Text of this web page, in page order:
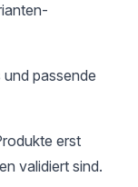
passende
erst
validiert sind.